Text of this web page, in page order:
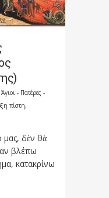
Άγιοι - Πατέρες -
πίστη,
μας, δὲν θὰ
βλέπω
κατακρίνω